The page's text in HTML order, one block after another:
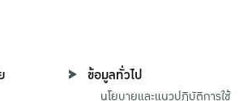
ข้อมูลทั่วไป
นโยบายและแนวปฏิบัติการใช้